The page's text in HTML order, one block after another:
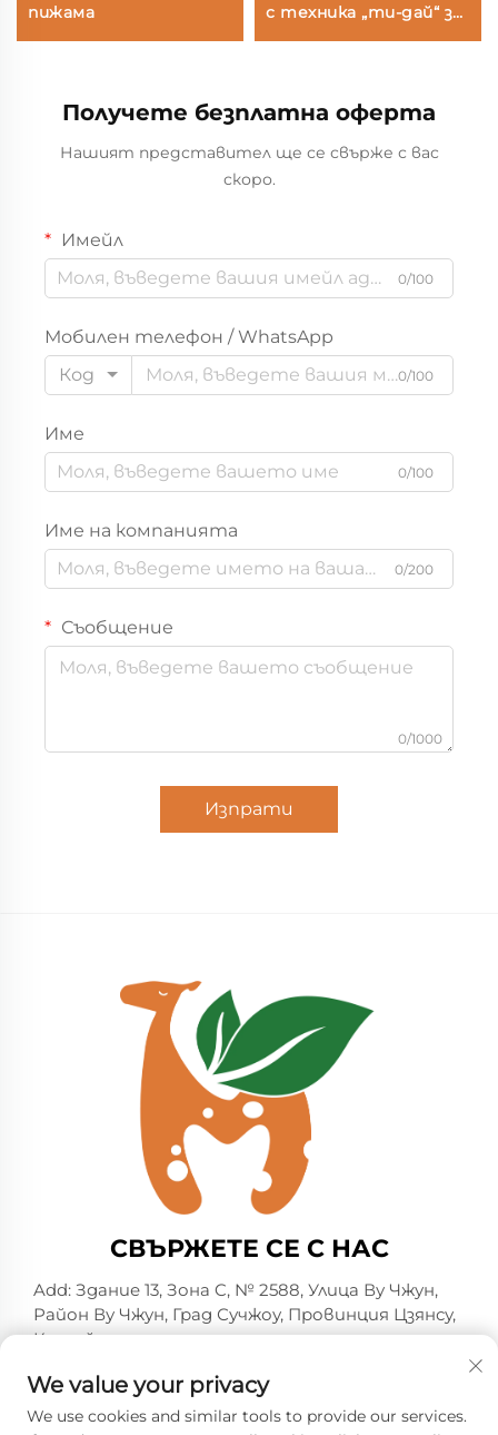
пижама
с техника „ти-дай“ за
момичета, боядисана
пухкави ръкави –
производител на
елитно детско
Получете безплатна оферта
Нашият представител ще се свърже с вас
скоро.
Имейл
0/100
Мобилен телефон / WhatsApp
Код
0/100
Име
0/100
Име на компанията
0/200
Съобщение
0/1000
Изпрати
СВЪРЖЕТЕ СЕ С НАС
Add: Здание 13, Зона C, № 2588, Улица Ву Чжун,
Район Ву Чжун, Град Сучжоу, Провинция Цзянсу,
Китай
Тел.:
+86-13606218836
Имейл:
[email protected]
We value your privacy
We use cookies and similar tools to provide our services.